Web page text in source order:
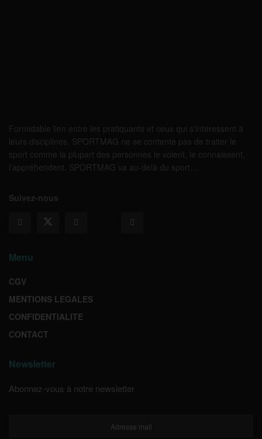
Formidable lien entre les pratiquants et ceux qui s’intéressent à
leurs disciplines, SPORTMAG ne se contente pas de traiter le
sport comme la plupart des personnes le voient, le connaissent,
l’appréhendent. SPORTMAG va au-delà du sport…
Suivez-nous
Menu
CGV
MENTIONS LEGALES
CONFIDENTIALITE
CONTACT
Newsletter
Abonnez-vous à notre newsletter